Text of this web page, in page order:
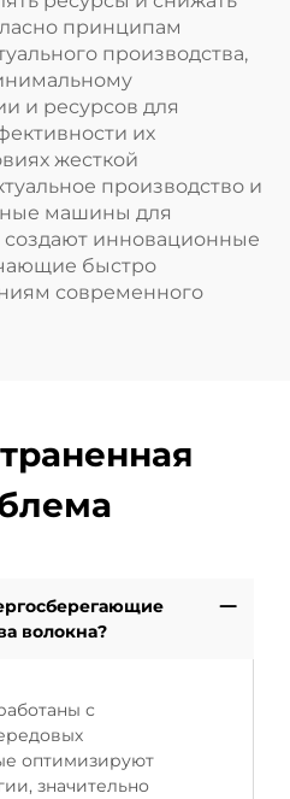
принципам
производства,
и ресурсов для
их
жесткой
производство и
машины для
создают инновационные
быстро
современного
волокна?
с
оптимизируют
значительно